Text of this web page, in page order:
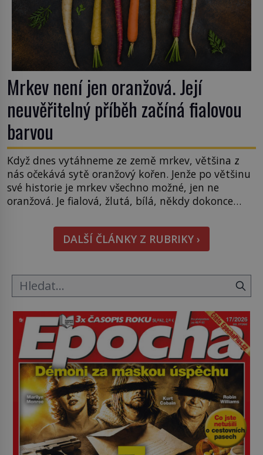
Mrkev není jen oranžová. Její
neuvěřitelný příběh začíná fialovou
barvou
Když dnes vytáhneme ze země mrkev, většina z
nás očekává sytě oranžový kořen. Jenže po většinu
své historie je mrkev všechno možné, jen ne
oranžová. Je fialová, žlutá, bílá, někdy dokonce
šlechtění se z ní stává zelenina, bez které si českou
zahradu ani nedokážeme představit. Její příběh je
DALŠÍ ČLÁNKY Z RUBRIKY ›